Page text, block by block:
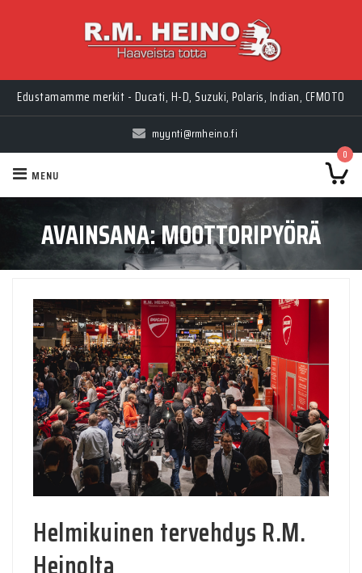
Myynti Ma-Pe 10-18, La 10-14, Huolto Ma-Pe 9-17
Edustamamme merkit - Ducati, H-D, Suzuki, Polaris, Indian, CFMOTO
myynti@rmheino.fi
0
MENU
AVAINSANA:MOOTTORIPYÖRÄ
Helmikuinen tervehdys R.M.